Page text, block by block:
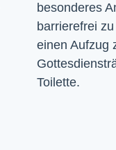
besonderes
barrierefrei
einen Aufzug
Toilette.